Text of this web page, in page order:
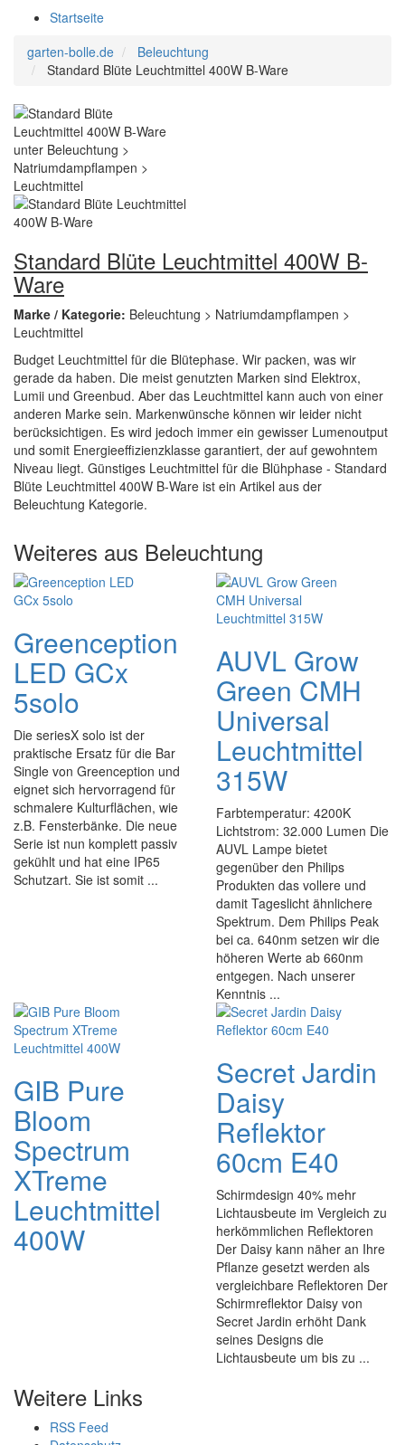
Startseite
garten-bolle.de
Beleuchtung
Standard Blüte Leuchtmittel 400W B-Ware
Standard Blüte Leuchtmittel 400W B-
Ware
Marke / Kategorie: Beleuchtung > Natriumdampflampen >
Leuchtmittel
Budget Leuchtmittel für die Blütephase. Wir packen, was wir
gerade da haben. Die meist genutzten Marken sind Elektrox,
Lumii und Greenbud. Aber das Leuchtmittel kann auch von einer
anderen Marke sein. Markenwünsche können wir leider nicht
berücksichtigen. Es wird jedoch immer ein gewisser Lumenoutput
und somit Energieeffizienzklasse garantiert, der auf gewohntem
Niveau liegt. Günstiges Leuchtmittel für die Blühphase - Standard
Blüte Leuchtmittel 400W B-Ware ist ein Artikel aus der
Beleuchtung Kategorie.
Weiteres aus Beleuchtung
Greenception
LED GCx
5solo
Die seriesX solo ist der
praktische Ersatz für die Bar
Single von Greenception und
eignet sich hervorragend für
schmalere Kulturflächen, wie
z.B. Fensterbänke. Die neue
Serie ist nun komplett passiv
gekühlt und hat eine IP65
Schutzart. Sie ist somit ...
AUVL Grow
Green CMH
Universal
Leuchtmittel
315W
Farbtemperatur: 4200K
Lichtstrom: 32.000 Lumen Die
AUVL Lampe bietet
gegenüber den Philips
Produkten das vollere und
damit Tageslicht ähnlichere
Spektrum. Dem Philips Peak
bei ca. 640nm setzen wir die
höheren Werte ab 660nm
entgegen. Nach unserer
Kenntnis ...
GIB Pure
Bloom
Spectrum
XTreme
Leuchtmittel
400W
Secret Jardin
Daisy
Reflektor
60cm E40
Schirmdesign 40% mehr
Lichtausbeute im Vergleich zu
herkömmlichen Reflektoren
Der Daisy kann näher an Ihre
Pflanze gesetzt werden als
vergleichbare Reflektoren Der
Schirmreflektor Daisy von
Secret Jardin erhöht Dank
seines Designs die
Lichtausbeute um bis zu ...
Weitere Links
RSS Feed